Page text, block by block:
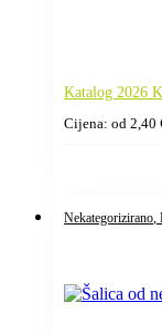
Katalog 2026
Cijena: od 2,40
Nekategorizirano